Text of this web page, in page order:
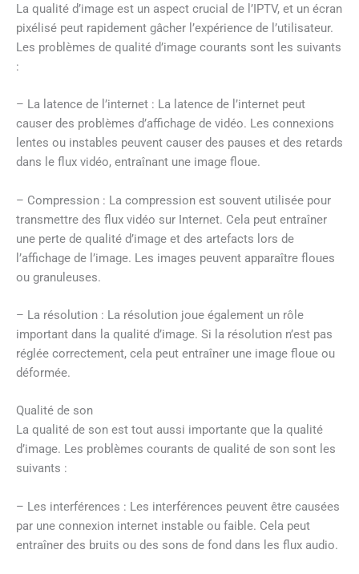
La qualité d’image est un aspect crucial de l’IPTV, et un écran
pixélisé peut rapidement gâcher l’expérience de l’utilisateur.
Les problèmes de qualité d’image courants sont les suivants
:
– La latence de l’internet : La latence de l’internet peut
causer des problèmes d’affichage de vidéo. Les connexions
lentes ou instables peuvent causer des pauses et des retards
dans le flux vidéo, entraînant une image floue.
– Compression : La compression est souvent utilisée pour
transmettre des flux vidéo sur Internet. Cela peut entraîner
une perte de qualité d’image et des artefacts lors de
l’affichage de l’image. Les images peuvent apparaître floues
ou granuleuses.
– La résolution : La résolution joue également un rôle
important dans la qualité d’image. Si la résolution n’est pas
réglée correctement, cela peut entraîner une image floue ou
déformée.
Qualité de son
La qualité de son est tout aussi importante que la qualité
d’image. Les problèmes courants de qualité de son sont les
suivants :
– Les interférences : Les interférences peuvent être causées
par une connexion internet instable ou faible. Cela peut
entraîner des bruits ou des sons de fond dans les flux audio.